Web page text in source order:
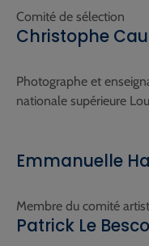
Comité de sélection
Christophe
Photographe et
nationale supérieure
Emmanuelle
Membre du comité
Patrick Le